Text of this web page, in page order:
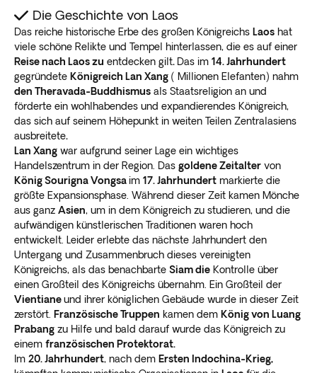
Die Geschichte von Laos
Das reiche historische Erbe des großen Königreichs Laos hat
viele schöne Relikte und Tempel hinterlassen, die es auf einer
Reise nach Laos zu entdecken gilt. Das im 14. Jahrhundert
gegründete Königreich Lan Xang ( Millionen Elefanten) nahm
den Theravada-Buddhismus als Staatsreligion an und
förderte ein wohlhabendes und expandierendes Königreich,
das sich auf seinem Höhepunkt in weiten Teilen Zentralasiens
ausbreitete.
Lan Xang war aufgrund seiner Lage ein wichtiges
Handelszentrum in der Region. Das goldene Zeitalter von
König Sourigna Vongsa im 17. Jahrhundert markierte die
größte Expansionsphase. Während dieser Zeit kamen Mönche
aus ganz Asien, um in dem Königreich zu studieren, und die
aufwändigen künstlerischen Traditionen waren hoch
entwickelt. Leider erlebte das nächste Jahrhundert den
Untergang und Zusammenbruch dieses vereinigten
Königreichs, als das benachbarte Siam die Kontrolle über
einen Großteil des Königreichs übernahm. Ein Großteil der
Vientianeund ihrer königlichen Gebäude wurde in dieser Zeit
zerstört. Französische Truppen kamen dem König von Luang
Prabang zu Hilfe und bald darauf wurde das Königreich zu
einem französischen Protektorat.
Im 20. Jahrhundert, nach dem Ersten Indochina-Krieg,